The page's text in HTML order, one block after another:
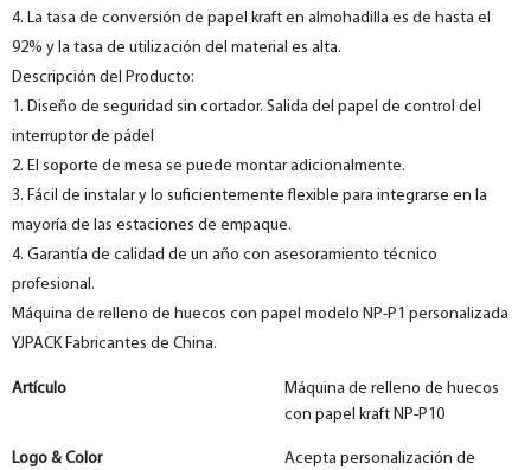
4. La tasa de conversión de papel kraft en almohadilla es de hasta el
92% y la tasa de utilización del material es alta.
Descripción del Producto:
1. Diseño de seguridad sin cortador. Salida del papel de control del
interruptor de pádel
2. El soporte de mesa se puede montar adicionalmente.
3. Fácil de instalar y lo suficientemente flexible para integrarse en la
mayoría de las estaciones de empaque.
4. Garantía de calidad de un año con asesoramiento técnico
profesional.
Máquina de relleno de huecos con papel modelo NP-P1 personalizada
YJPACK Fabricantes de China.
Artículo
Máquina de relleno de huecos
con papel kraft NP-P10
Logo & Color
Acepta personalización de